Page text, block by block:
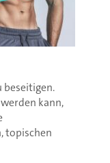
beseitigen.
kann,
topischen